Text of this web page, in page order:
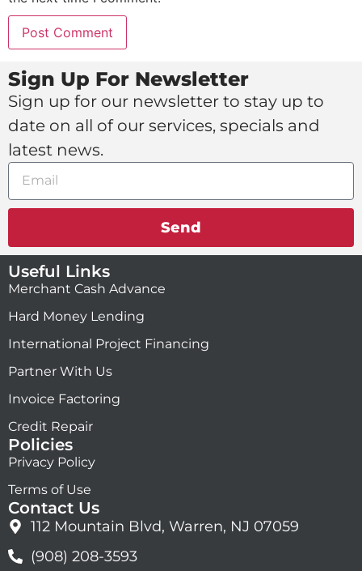
Sign Up For Newsletter
Sign up for our newsletter to stay up to
date on all of our services, specials and
latest news.
Send
Useful Links
Merchant Cash Advance
Hard Money Lending
International Project Financing
Partner With Us
Invoice Factoring
Credit Repair
Policies
Privacy Policy
Terms of Use
Contact Us
112 Mountain Blvd, Warren, NJ 07059
(908) 208-3593